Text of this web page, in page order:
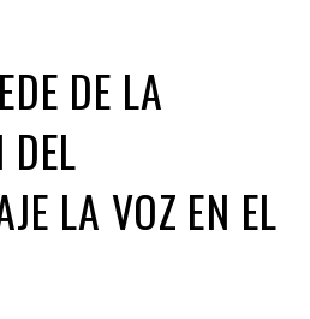
DE LA
DEL
LA VOZ EN EL